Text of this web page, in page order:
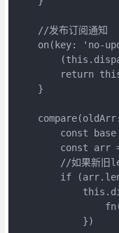
    //发布订阅通知
on(key: 'no-
return
    }
const
const arr
//如果新旧
if
            })